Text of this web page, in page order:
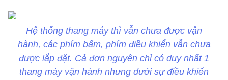
Hệ thống thang máy thì vẫn chưa được vận
hành, các phím bấm, phím điều khiển vẫn chưa
được lắp đặt. Cả đơn nguyên chỉ có duy nhất 1
thang máy vận hành nhưng dưới sự điều khiển